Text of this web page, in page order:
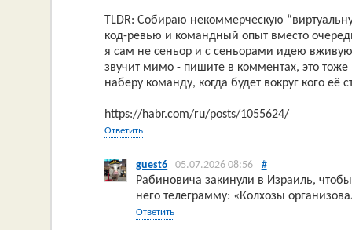
TLDR: Собираю некоммерческую
код-ревью и командный опыт вместо
я сам не сеньор и с сеньорами идею
звучит мимо - пишите в комментах, это
наберу команду, когда будет вокруг кого её
https://habr.com/ru/posts/1055624/
Ответить
guest6 05.07.2026 08:56 #
Рабиновича закинули в Израиль,
него телеграмму: «Колхозы
Ответить